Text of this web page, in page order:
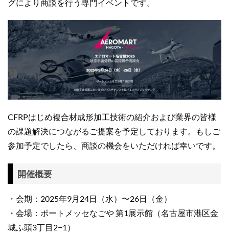
グにより商談を行う専門イベントです。
CFRPはじめ複合材成形加工技術の紹介および業界の皆様
の課題解決につながるご提案を予定しております。もしご
参加予定でしたら、商談の機会をいただければ幸いです。
開催概要
・会期：2025年9月24日（水）〜26日（金）
・会場：ポートメッセなごや 第1展示館（名古屋市港区金
城ふ頭3丁目2−1）